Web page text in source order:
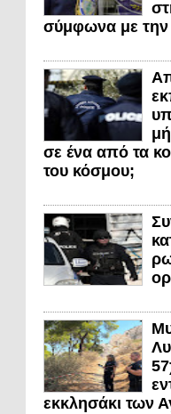
σύμφωνα με την
σε ένα από τα
του κόσμου;
εκκλησάκι των